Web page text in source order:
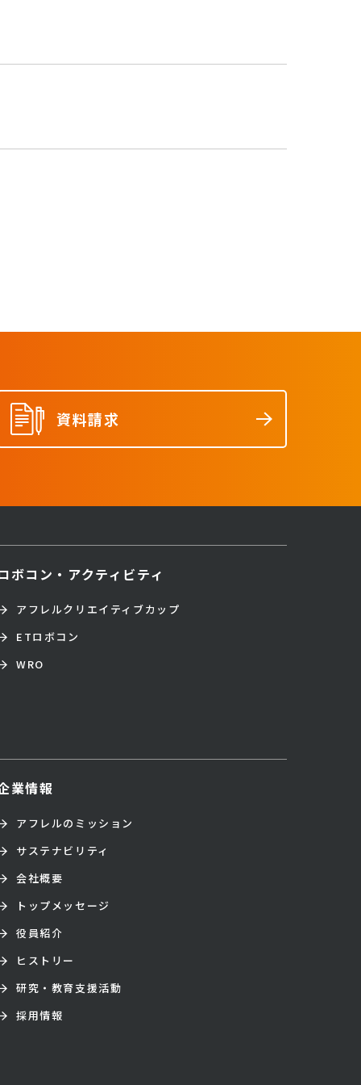
資料請求
ボコン・アクティビティ
アフレルクリエイティブカップ
ETロボコン
WRO
業情報
アフレルのミッション
サステナビリティ
会社概要
トップメッセージ
役員紹介
ヒストリー
研究・教育支援活動
採用情報